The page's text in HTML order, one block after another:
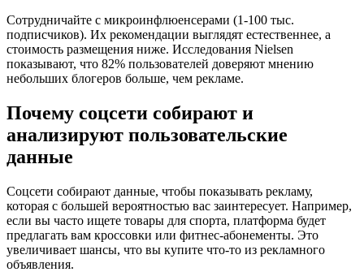
Сотрудничайте с микроинфлюенсерами (1-100 тыс.
подписчиков). Их рекомендации выглядят естественнее, а
стоимость размещения ниже. Исследования Nielsen
показывают, что 82% пользователей доверяют мнению
небольших блогеров больше, чем рекламе.
Почему соцсети собирают и
анализируют пользовательские
данные
Соцсети собирают данные, чтобы показывать рекламу,
которая с большей вероятностью вас заинтересует. Например,
если вы часто ищете товары для спорта, платформа будет
предлагать вам кроссовки или фитнес-абонементы. Это
увеличивает шансы, что вы купите что-то из рекламного
объявления.